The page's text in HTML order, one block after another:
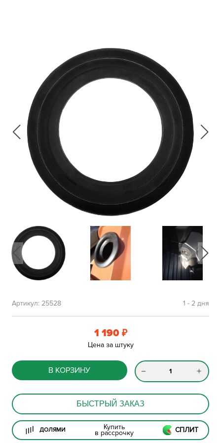
1 - 2 дня
Артикул: 25528
1 190 ₽
Цена за штуку
В КОРЗИНУ
БЫСТРЫЙ ЗАКАЗ
ДОЛЯМИ Купить
в рассрочку СПЛИТ